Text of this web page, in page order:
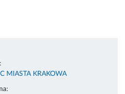
MIASTA KRAKOWA